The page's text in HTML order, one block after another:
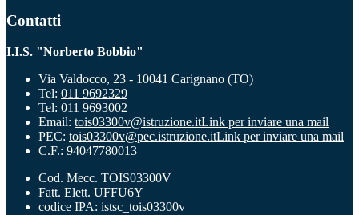
Contatti
I.I.S. "Norberto Bobbio"
Via Valdocco, 23 - 10041 Carignano (TO)
Tel: 011 9692329
Tel: 011 9693002
Email: tois03300v@istruzione.itLink per inviare una mail
PEC: tois03300v@pec.istruzione.itLink per inviare una mail
C.F.: 94047780013
Cod. Mecc. TOIS03300V
Fatt. Elett. UFFU6Y
codice IPA: istsc_tois03300v